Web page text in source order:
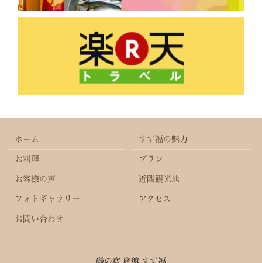
ホーム すず福の魅力
お料理 プラン
お客様の声 近隣観光地
フォトギャラリー アクセス
お問い合わせ